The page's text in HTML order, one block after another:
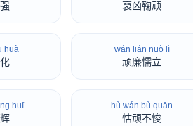
裒凶鞠顽
huà wán lián nuò lì
顽廉懦立
huī hù wán bù quān
怙顽不悛